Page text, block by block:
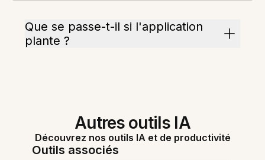
Que se passe-t-il si l'application
plante ?
Autres outils IA
Découvrez nos outils IA et de productivité
Outils associés